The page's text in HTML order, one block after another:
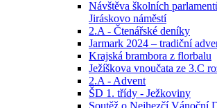
Návštěva školních
Jiráskovo náměstí
2.A - Čtenářské deníky
Jarmark 2024 – tradiční
Krajská brambora z florbalu
Ježíškova vnoučata ze 3.C
2.A - Advent
ŠD 1. třídy - Ježkoviny
Soutěž o Nejhezčí Vánoční